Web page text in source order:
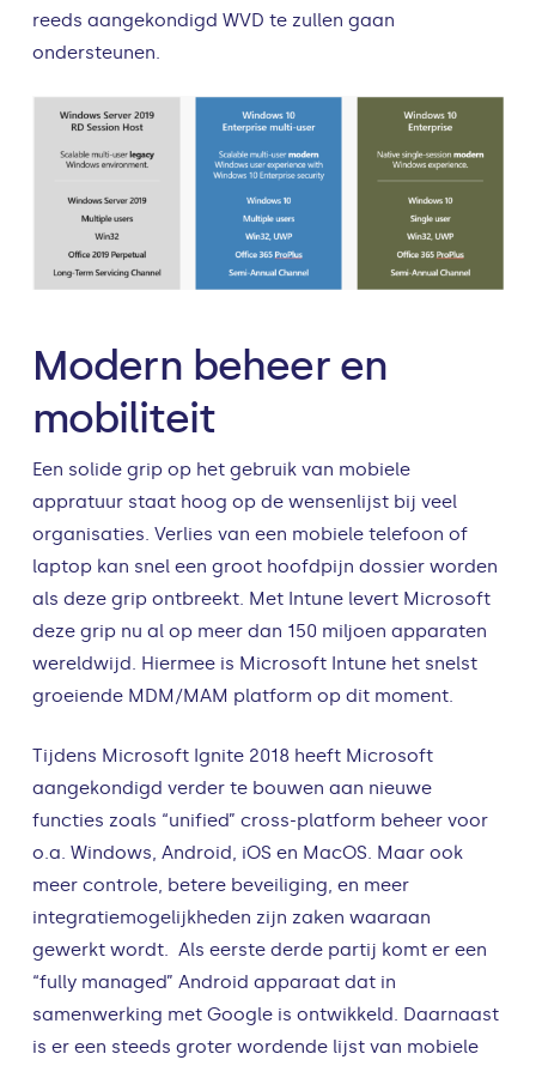
reeds aangekondigd WVD te zullen gaan
ondersteunen.
Modern beheer en
mobiliteit
Een solide grip op het gebruik van mobiele
appratuur staat hoog op de wensenlijst bij veel
organisaties. Verlies van een mobiele telefoon of
laptop kan snel een groot hoofdpijn dossier worden
als deze grip ontbreekt. Met Intune levert Microsoft
deze grip nu al op meer dan 150 miljoen apparaten
wereldwijd. Hiermee is Microsoft Intune het snelst
groeiende MDM/MAM platform op dit moment.
Tijdens Microsoft Ignite 2018 heeft Microsoft
aangekondigd verder te bouwen aan nieuwe
functies zoals “unified” cross-platform beheer voor
o.a. Windows, Android, iOS en MacOS. Maar ook
meer controle, betere beveiliging, en meer
integratiemogelijkheden zijn zaken waaraan
gewerkt wordt. Als eerste derde partij komt er een
“fully managed” Android apparaat dat in
samenwerking met Google is ontwikkeld. Daarnaast
is er een steeds groter wordende lijst van mobiele